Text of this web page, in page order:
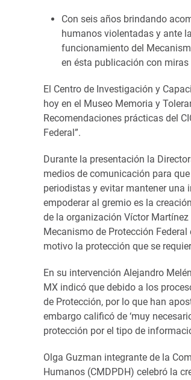
Con seis años brindando
humanos violentadas y ante
funcionamiento del
en ésta publicación con
El Centro de Investigación y
hoy en el Museo Memoria y
Recomendaciones prácticas del
Federal”.
Durante la presentación la
medios de comunicación para
periodistas y evitar mantener una
empoderar al gremio es la
de la organización Víctor
Mecanismo de Protección
motivo la protección que se
En su intervención Alejandro
MX indicó que debido a los
de Protección, por lo que han
embargo calificó de ‘muy
protección por el tipo de
Olga Guzman integrante de la
Humanos (CMDPDH) celebró la